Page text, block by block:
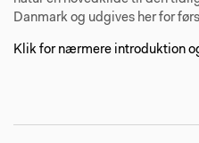
Danmark og udgives her for
Klik for nærmere introduktion